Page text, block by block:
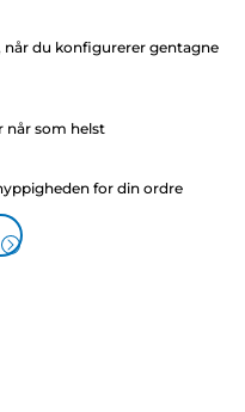
når du konfigurerer gentagne
når som helst
for din ordre